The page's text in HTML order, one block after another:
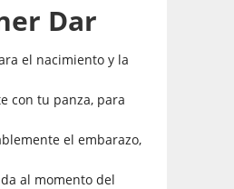
Dar
el nacimiento y la
con tu panza, para
el embarazo,
al momento del